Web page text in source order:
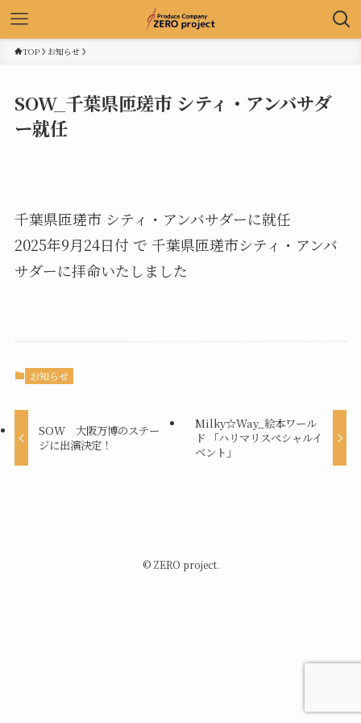
TOP お知らせ
SOW_千葉県匝瑳市 シティ・アンバサダ
ー就任
千葉県匝瑳市 シティ・アンバサダーに就任
2025年9月24日付 で 千葉県匝瑳市シティ・アンバ
サダーに拝命いたしました
お知らせ
SOW 大阪万博のステー
ジに出演決定！
Milky☆Way_絵本ワール
ド 「ハリマリスペシャルイ
ベント」
©ZERO project.